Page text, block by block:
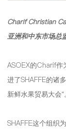
Charif Christian
亚洲和中东市场总
ASOEX的Charif作
进了SHAFFE的诸
新鲜水果贸易大会”。
SHAFFE这个组织